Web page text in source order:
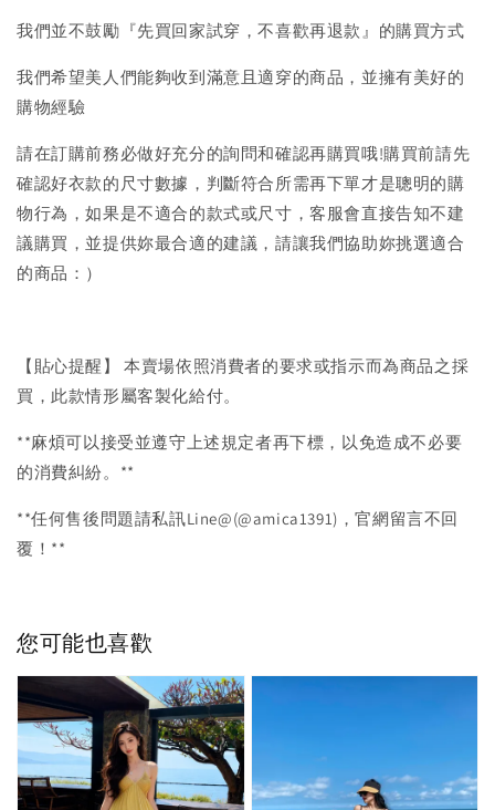
我們並不鼓勵『先買回家試穿，不喜歡再退款』的購買方式
我們希望美人們能夠收到滿意且適穿的商品，並擁有美好的
購物經驗
請在訂購前務必做好充分的詢問和確認再購買哦!購買前請先
確認好衣款的尺寸數據，判斷符合所需再下單才是聰明的購
物行為，如果是不適合的款式或尺寸，客服會直接告知不建
議購買，並提供妳最合適的建議，請讓我們協助妳挑選適合
的商品：）
【貼心提醒】 本賣場依照消費者的要求或指示而為商品之採
買，此款情形屬客製化給付。
**麻煩可以接受並遵守上述規定者再下標，以免造成不必要
的消費糾紛。**
**任何售後問題請私訊Line@(@amica1391)，官網留言不回
覆！**
您可能也喜歡